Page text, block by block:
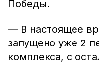
Победы.
— В настоящее
запущено уже 2
комплекса, с